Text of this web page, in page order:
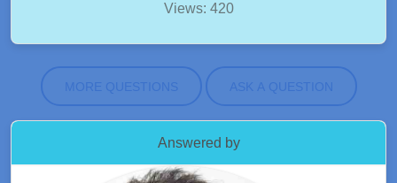
Views: 420
MORE QUESTIONS ASK A QUESTION
Answered by